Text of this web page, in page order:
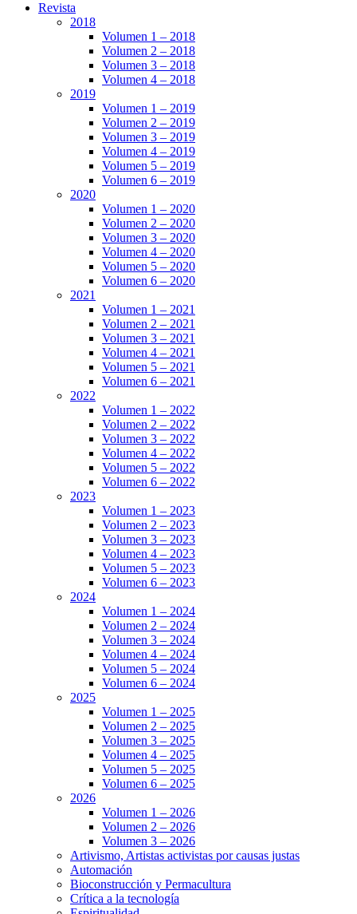
Revista
2018
Volumen 1 – 2018
Volumen 2 – 2018
Volumen 3 – 2018
Volumen 4 – 2018
2019
Volumen 1 – 2019
Volumen 2 – 2019
Volumen 3 – 2019
Volumen 4 – 2019
Volumen 5 – 2019
Volumen 6 – 2019
2020
Volumen 1 – 2020
Volumen 2 – 2020
Volumen 3 – 2020
Volumen 4 – 2020
Volumen 5 – 2020
Volumen 6 – 2020
2021
Volumen 1 – 2021
Volumen 2 – 2021
Volumen 3 – 2021
Volumen 4 – 2021
Volumen 5 – 2021
Volumen 6 – 2021
2022
Volumen 1 – 2022
Volumen 2 – 2022
Volumen 3 – 2022
Volumen 4 – 2022
Volumen 5 – 2022
Volumen 6 – 2022
2023
Volumen 1 – 2023
Volumen 2 – 2023
Volumen 3 – 2023
Volumen 4 – 2023
Volumen 5 – 2023
Volumen 6 – 2023
2024
Volumen 1 – 2024
Volumen 2 – 2024
Volumen 3 – 2024
Volumen 4 – 2024
Volumen 5 – 2024
Volumen 6 – 2024
2025
Volumen 1 – 2025
Volumen 2 – 2025
Volumen 3 – 2025
Volumen 4 – 2025
Volumen 5 – 2025
Volumen 6 – 2025
2026
Volumen 1 – 2026
Volumen 2 – 2026
Volumen 3 – 2026
Artivismo, Artistas activistas por causas justas
Automación
Bioconstrucción y Permacultura
Crítica a la tecnología